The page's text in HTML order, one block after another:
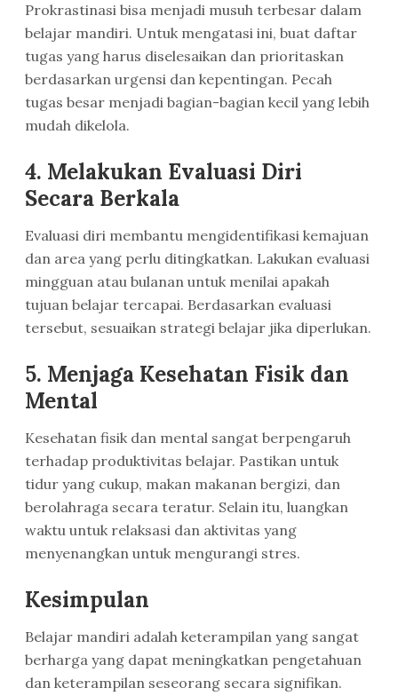
Prokrastinasi bisa menjadi musuh terbesar dalam
belajar mandiri. Untuk mengatasi ini, buat daftar
tugas yang harus diselesaikan dan prioritaskan
berdasarkan urgensi dan kepentingan. Pecah
tugas besar menjadi bagian-bagian kecil yang lebih
mudah dikelola.
4. Melakukan Evaluasi Diri
Secara Berkala
Evaluasi diri membantu mengidentifikasi kemajuan
dan area yang perlu ditingkatkan. Lakukan evaluasi
mingguan atau bulanan untuk menilai apakah
tujuan belajar tercapai. Berdasarkan evaluasi
tersebut, sesuaikan strategi belajar jika diperlukan.
5. Menjaga Kesehatan Fisik dan
Mental
Kesehatan fisik dan mental sangat berpengaruh
terhadap produktivitas belajar. Pastikan untuk
tidur yang cukup, makan makanan bergizi, dan
berolahraga secara teratur. Selain itu, luangkan
waktu untuk relaksasi dan aktivitas yang
menyenangkan untuk mengurangi stres.
Kesimpulan
Belajar mandiri adalah keterampilan yang sangat
berharga yang dapat meningkatkan pengetahuan
dan keterampilan seseorang secara signifikan.